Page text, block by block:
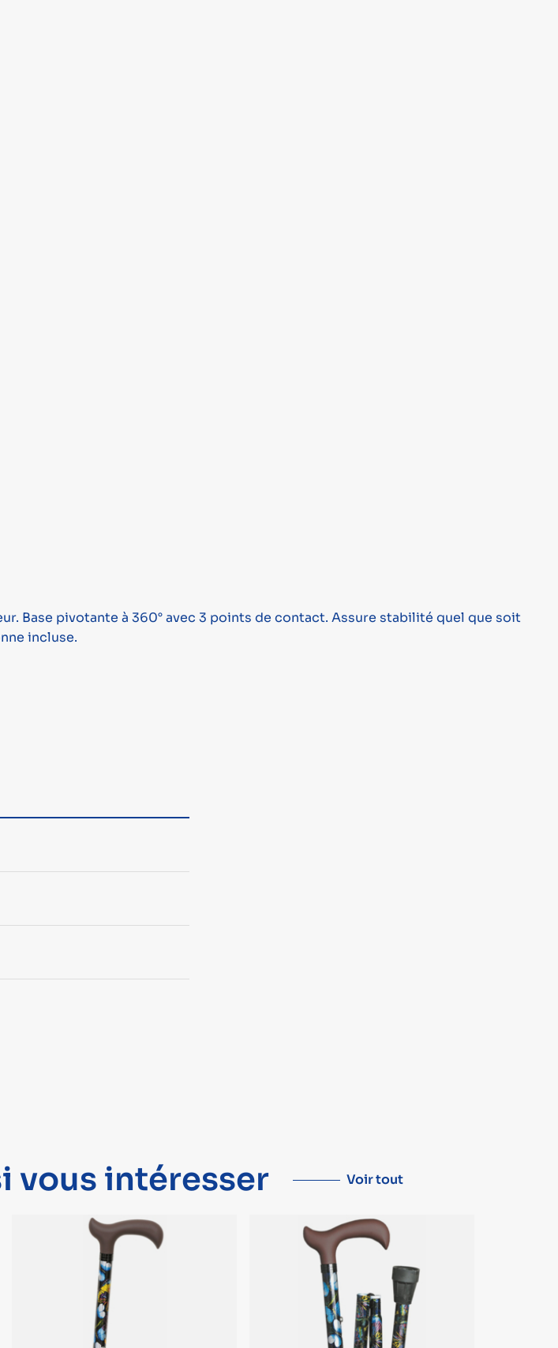
Base pivotante à 360° avec 3 points de contact. Assure stabilité quel que soit
incluse.
vous intéresser Voir tout